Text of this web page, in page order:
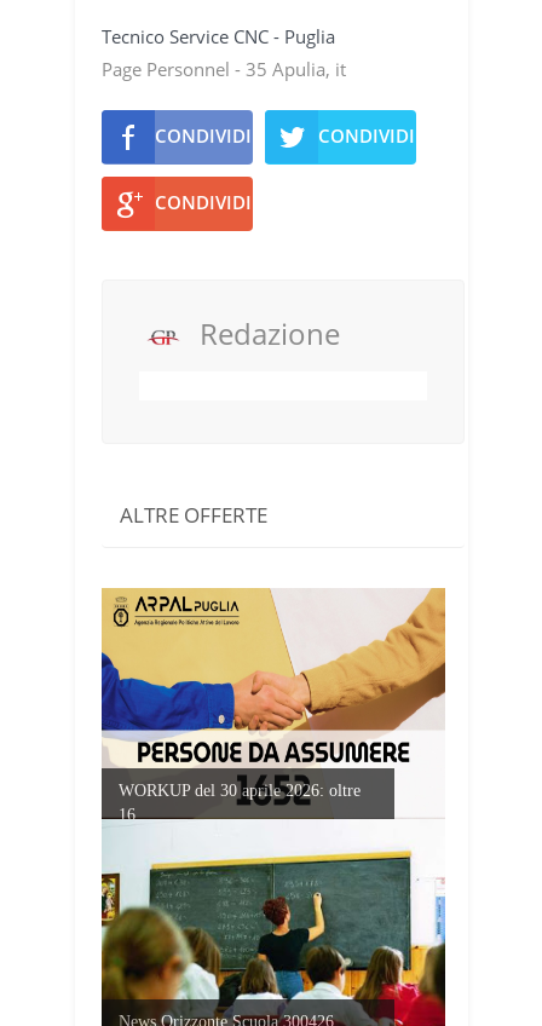
Tecnico Service CNC - Puglia
Page Personnel - 35 Apulia, it
CONDIVIDI CONDIVIDI
CONDIVIDI
Redazione
ALTRE OFFERTE
WORKUP del 30 aprile 2026: oltre
16...
News Orizzonte Scuola 300426